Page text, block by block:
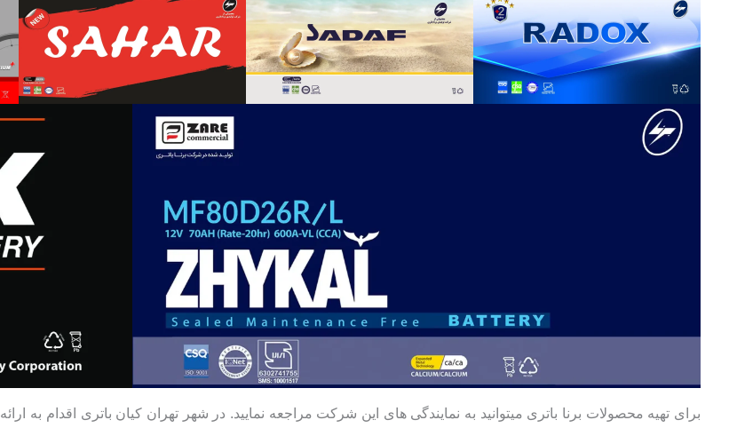
برای تهیه محصولات برنا باتری میتوانید به نمایندگی های این شرکت مراجعه نمایید. در شهر تهران کیان باتری اقدام